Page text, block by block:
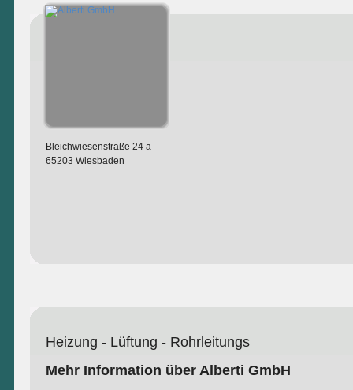
Bleichwiesenstraße 24 a
65203 Wiesbaden
Heizung - Lüftung - Rohrleitungs
Mehr Information über Alberti GmbH